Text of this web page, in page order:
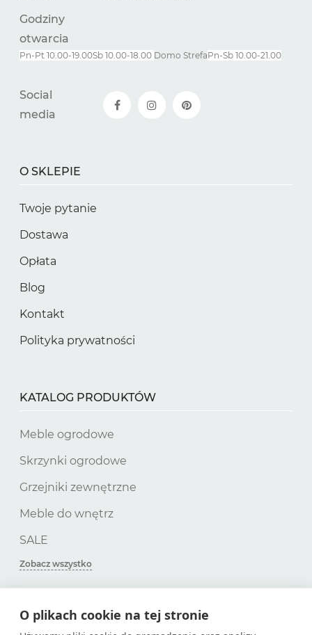
O plikach cookie na tej stronie
Godziny
otwarcia
Pn-Pt 10.00-19.00Sb 10.00-18.00 Domo StrefaPn-Sb 10.00-21.00
Social
media
O SKLEPIE
Twoje pytanie
Dostawa
Opłata
Blog
Kontakt
Polityka prywatności
KATALOG PRODUKTÓW
Meble ogrodowe
Skrzynki ogrodowe
Grzejniki zewnętrzne
Meble do wnętrz
SALE
Zobacz wszystko
SUBSKRYPCJA